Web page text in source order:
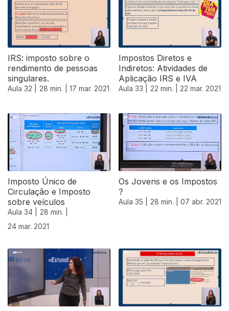
IRS: imposto sobre o
rendimento de pessoas
singulares.
Aula 32 | 28 min. | 17 mar. 2021
Impostos Diretos e
Indiretos: Atividades de
Aplicação IRS e IVA
Aula 33 | 22 min. | 22 mar. 2021
Imposto Único de
Circulação e Imposto
sobre veículos
Aula 34 |
28 min. |
24 mar. 2021
Os Jovens e os Impostos
?
Aula 35 | 28 min. | 07 abr. 2021
535230